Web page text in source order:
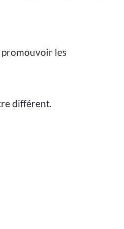
les
différent.